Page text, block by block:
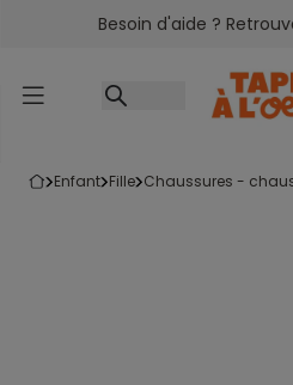
Accéder au contenu
Besoin d'aide ?
enfant fille chaussures -